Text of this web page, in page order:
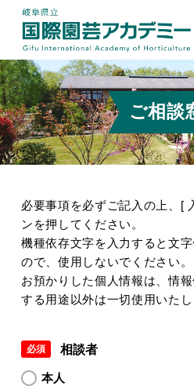
ご相談
必要事項を必ずご記入の上、[
ンを押してください。
機種依存文字を入力すると文
ので、使用しないでください。
お預かりした個人情報は、情
する用途以外は一切使用いたし
相談者
必須
本人